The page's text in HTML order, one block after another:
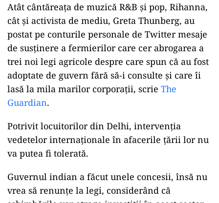
Atât cântăreața de muzică R&B și pop, Rihanna,
cât și activista de mediu, Greta Thunberg, au
postat pe conturile personale de Twitter mesaje
de susținere a fermierilor care cer abrogarea a
trei noi legi agricole despre care spun că au fost
adoptate de guvern fără să-i consulte și care îi
lasă la mila marilor corporații, scrie The
Guardian.
Potrivit locuitorilor din Delhi, intervenția
vedetelor internaționale în afacerile țării lor nu
va putea fi tolerată.